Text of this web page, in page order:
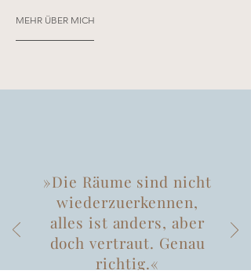
MEHR ÜBER MICH
»Die Räume sind nicht
wiederzuerkennen,
alles ist anders, aber
doch vertraut. Genau
richtig.«